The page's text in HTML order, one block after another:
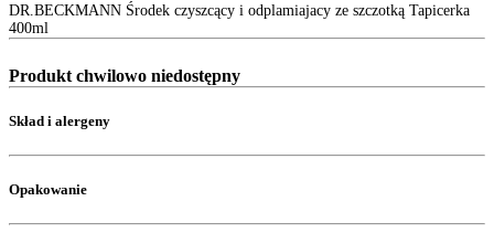
DR.BECKMANN Środek czyszcący i odplamiajacy ze szczotką Tapicerka
400ml
Produkt chwilowo niedostępny
Skład i alergeny
Opakowanie